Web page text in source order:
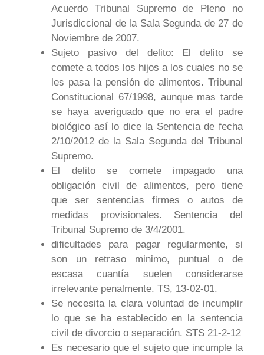
Acuerdo Tribunal Supremo de Pleno no
Jurisdiccional de la Sala Segunda de 27 de
Noviembre de 2007.
Sujeto pasivo del delito: El delito se
comete a todos los hijos a los cuales no se
les pasa la pensión de alimentos. Tribunal
Constitucional 67/1998, aunque mas tarde
se haya averiguado que no era el padre
biológico así lo dice la Sentencia de fecha
2/10/2012 de la Sala Segunda del Tribunal
Supremo.
El delito se comete impagado una
obligación civil de alimentos, pero tiene
que ser sentencias firmes o autos de
medidas provisionales. Sentencia del
Tribunal Supremo de 3/4/2001.
dificultades para pagar regularmente, si
son un retraso minimo, puntual o de
escasa cuantía suelen considerarse
irrelevante penalmente. TS, 13-02-01.
Se necesita la clara voluntad de incumplir
lo que se ha establecido en la sentencia
civil de divorcio o separación. STS 21-2-12
Es necesario que el sujeto que incumple la